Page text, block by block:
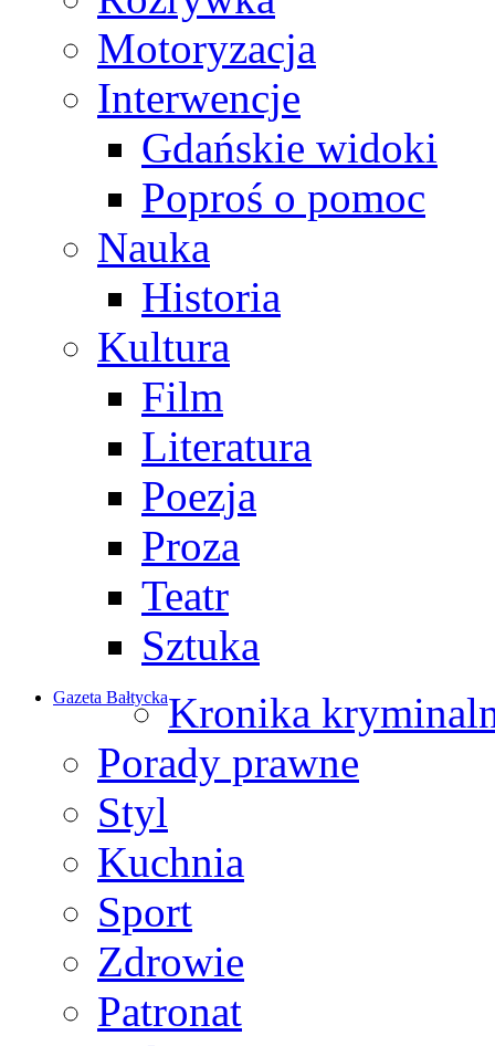
Motoryzacja
Interwencje
Gdańskie widoki
Poproś o pomoc
Nauka
Historia
Kultura
Film
Literatura
Poezja
Proza
Teatr
Sztuka
Gazeta BałtyckaKronika
Porady prawne
Styl
Kuchnia
Sport
Zdrowie
Patronat